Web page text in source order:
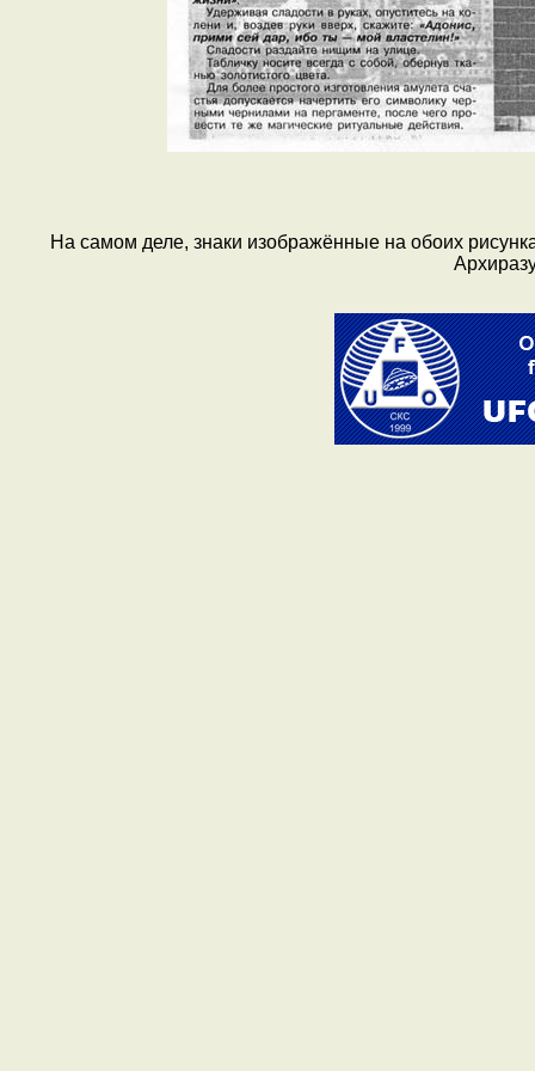
На самом деле, знаки изображённые на обоих